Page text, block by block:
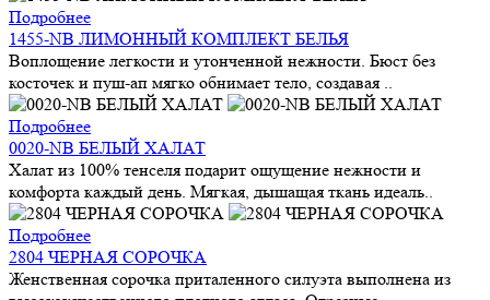
Подробнее
1455-NB ЛИМОННЫЙ КОМПЛЕКТ БЕЛЬЯ
Воплощение легкости и утонченной нежности. Бюст без
косточек и пуш-ап мягко обнимает тело, создавая ..
Подробнее
0020-NB БЕЛЫЙ ХАЛАТ
Халат из 100% тенселя подарит ощущение нежности и
комфорта каждый день. Мягкая, дышащая ткань идеаль..
Подробнее
2804 ЧЕРНАЯ СОРОЧКА
Женственная сорочка приталенного силуэта выполнена из